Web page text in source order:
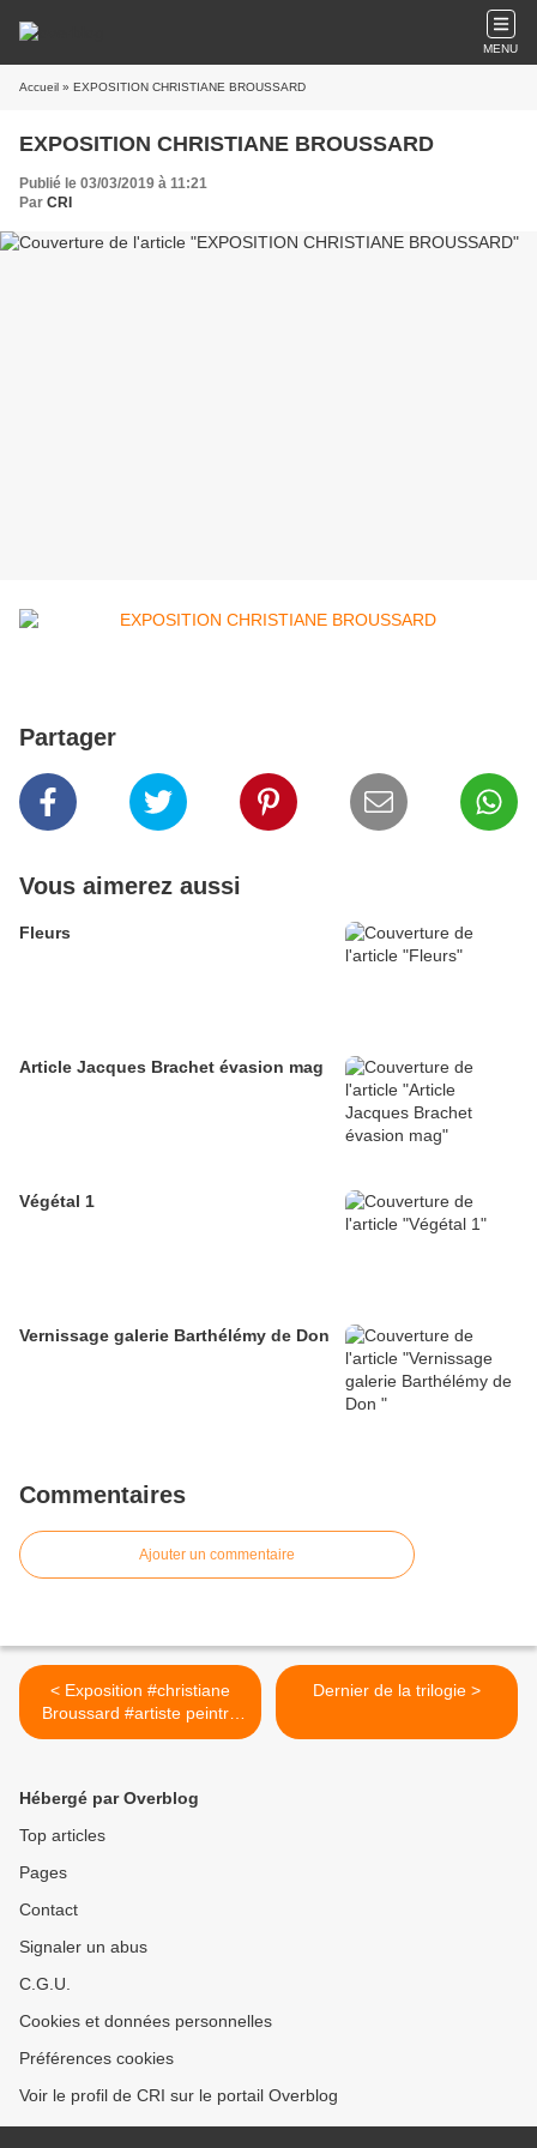
MENU
Accueil » EXPOSITION CHRISTIANE BROUSSARD
EXPOSITION CHRISTIANE BROUSSARD
Publié le 03/03/2019 à 11:21
Par CRI
Partager
Vous aimerez aussi
Fleurs
Article Jacques Brachet évasion mag
Végétal 1
Vernissage galerie Barthélémy de Don
Commentaires
Ajouter un commentaire
< Exposition #christiane
Broussard #artiste peintre
#lacrieeauxfleurs #ollioules
Dernier de la trilogie >
Hébergé par Overblog
Top articles
Pages
Contact
Signaler un abus
C.G.U.
Cookies et données personnelles
Préférences cookies
Voir le profil de CRI sur le portail Overblog